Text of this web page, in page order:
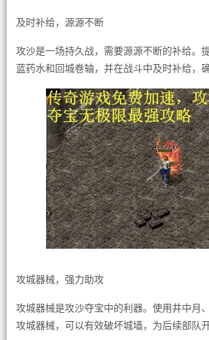
及时补给，源源不断
攻沙是一场持久战，需要源源不断的补给。
蓝药水和回城卷轴，并在战斗中及时补给，
攻城器械，强力助攻
攻城器械是攻沙夺宝中的利器。使用井中月
攻城器械，可以有效破坏城墙，为后续部队开